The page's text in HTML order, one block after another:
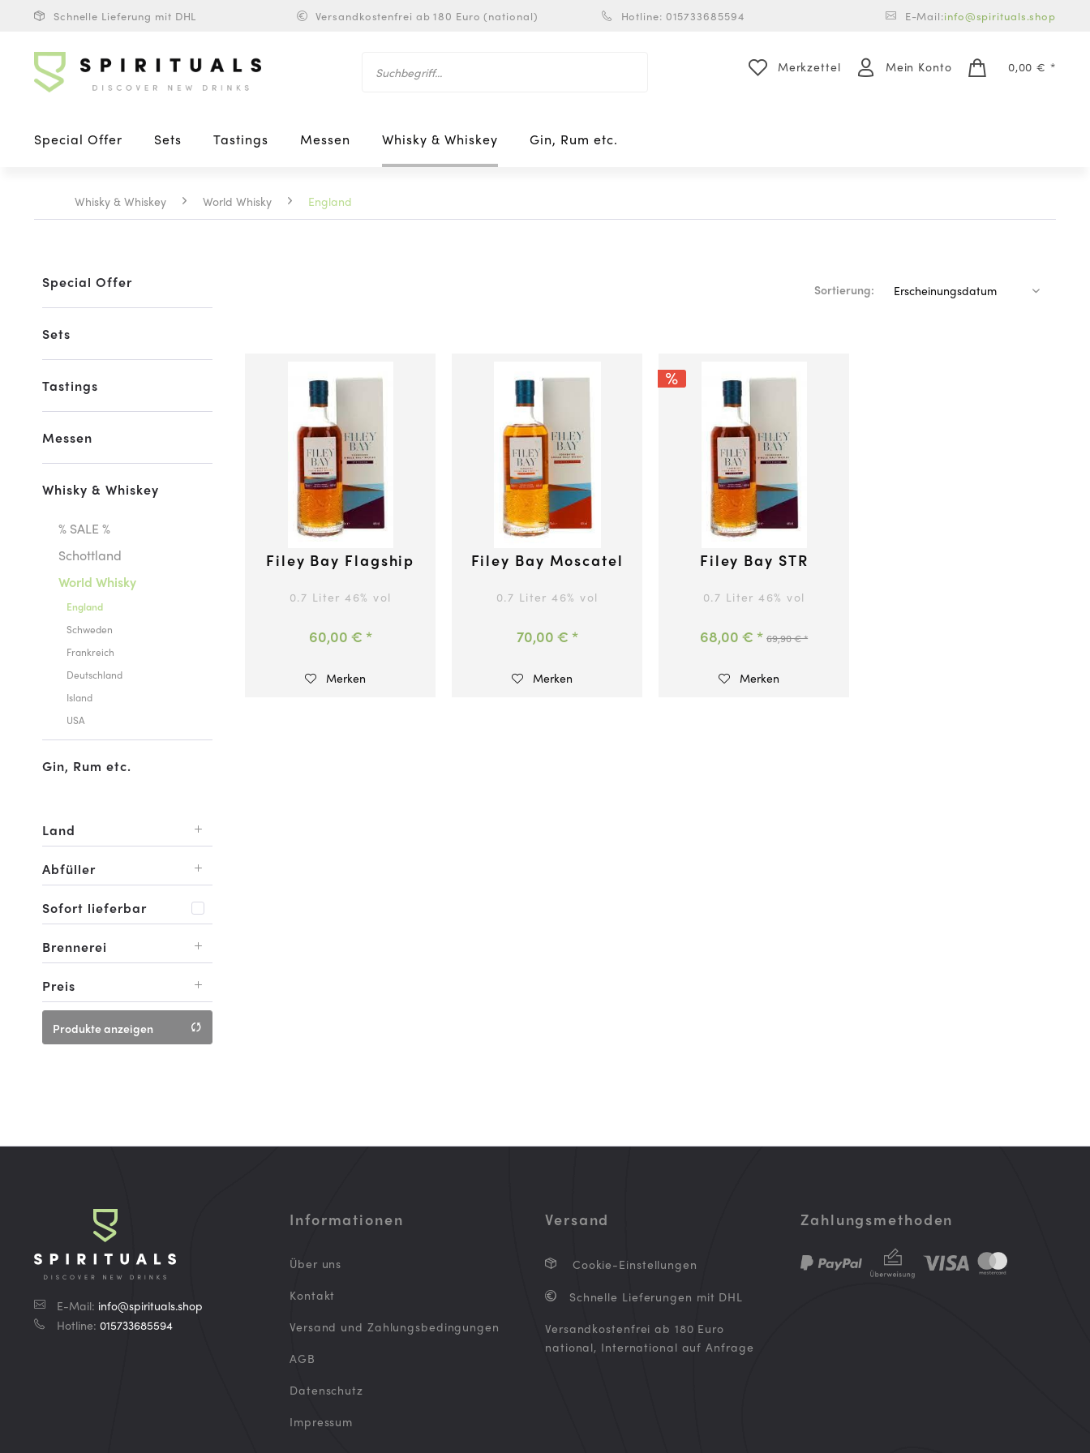
Schnelle Lieferung mit DHL Versandkostenfrei ab 180 Euro (national) Hotline: 015733685594 E-Mail:info@spirituals.shop
Merkzettel Mein Konto 0,00 € *
Special Offer Sets Tastings Messen Whisky & Whiskey Gin, Rum etc.
Whisky & Whiskey World Whisky England
Special Offer
Sets
Tastings
Messen
Whisky & Whiskey
% SALE %
Schottland
World Whisky
England
Schweden
Frankreich
Deutschland
Island
USA
Gin, Rum etc.
Land
Yorkshire
Abfüller
Original-Abfüllung
Sofort lieferbar
Brennerei
Filey Bay
Preis
von 60,00 €bis 70,00 €
Produkte anzeigen
Sortierung:
Filey Bay Flagship
0.7 Liter46% vol
60,00 € *
Merken
Filey Bay Moscatel
0.7 Liter46% vol
70,00 € *
Merken
Filey Bay STR
0.7 Liter46% vol
68,00 € * 69,90 € *
Merken
E-Mail: info@spirituals.shop
Hotline: 015733685594
Informationen
Über uns
Kontakt
Versand und Zahlungsbedingungen
AGB
Datenschutz
Impressum
Versand
Cookie-Einstellungen
Schnelle Lieferungen mit DHL
Versandkostenfrei ab 180 Euro
national, International auf Anfrage
Zahlungsmethoden